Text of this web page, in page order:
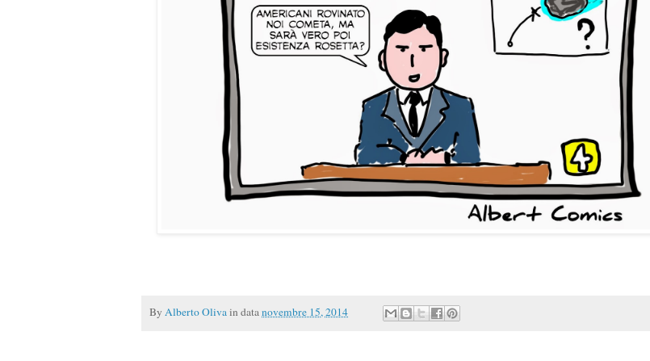
By Alberto Oliva in data novembre 15, 2014